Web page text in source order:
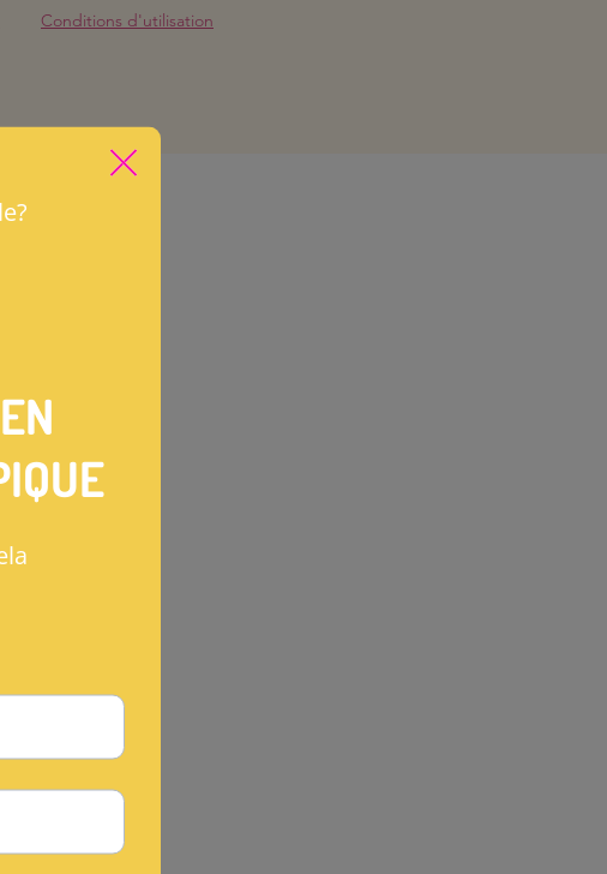
Conditions d'utilisation